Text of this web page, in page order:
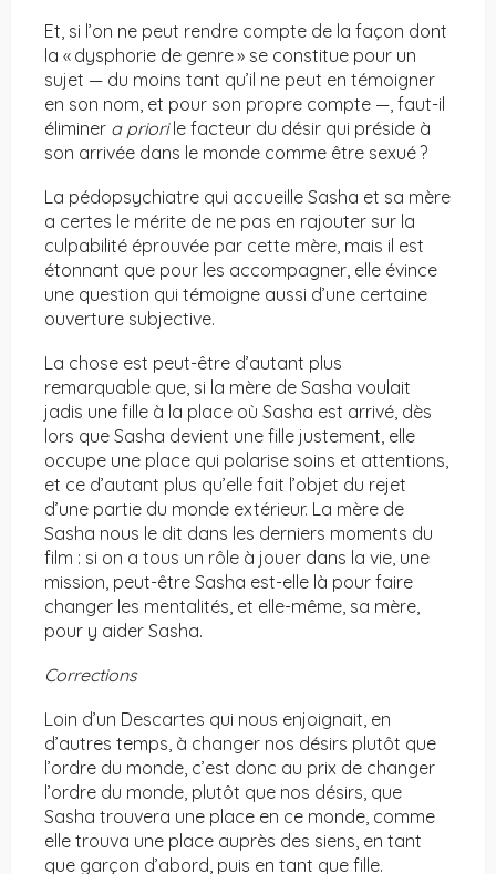
Et, si l’on ne peut rendre compte de la façon dont
la « dysphorie de genre » se constitue pour un
sujet — du moins tant qu’il ne peut en témoigner
en son nom, et pour son propre compte —, faut-il
éliminer a priorile facteur du désir qui préside à
son arrivée dans le monde comme être sexué ?
La pédopsychiatre qui accueille Sasha et sa mère
a certes le mérite de ne pas en rajouter sur la
culpabilité éprouvée par cette mère, mais il est
étonnant que pour les accompagner, elle évince
une question qui témoigne aussi d’une certaine
ouverture subjective.
La chose est peut-être d’autant plus
remarquable que, si la mère de Sasha voulait
jadis une fille à la place où Sasha est arrivé, dès
lors que Sasha devient une fille justement, elle
occupe une place qui polarise soins et attentions,
et ce d’autant plus qu’elle fait l’objet du rejet
d’une partie du monde extérieur. La mère de
Sasha nous le dit dans les derniers moments du
film : si on a tous un rôle à jouer dans la vie, une
mission, peut-être Sasha est-elle là pour faire
changer les mentalités, et elle-même, sa mère,
pour y aider Sasha.
Corrections
Loin d’un Descartes qui nous enjoignait, en
d’autres temps, à changer nos désirs plutôt que
l’ordre du monde, c’est donc au prix de changer
l’ordre du monde, plutôt que nos désirs, que
Sasha trouvera une place en ce monde, comme
elle trouva une place auprès des siens, en tant
que garçon d’abord, puis en tant que fille.